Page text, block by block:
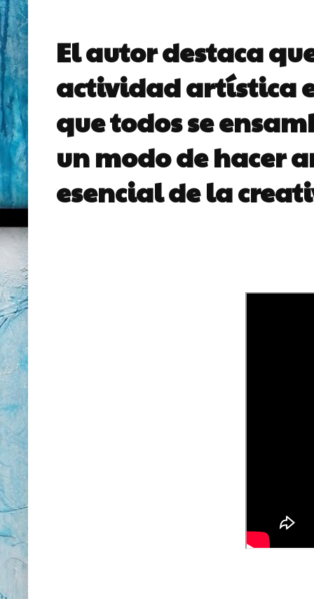
El autor destaca
actividad artística
que todos se
un modo de hacer
esencial de la